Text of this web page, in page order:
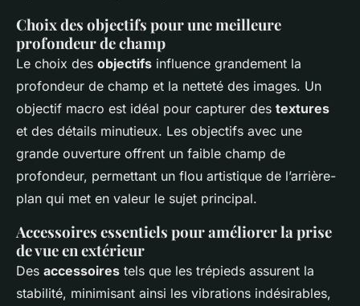
Choix des objectifs pour une meilleure
profondeur de champ
Le choix des objectifs influence grandement la
profondeur de champ et la netteté des images. Un
objectif macro est idéal pour capturer des textures
et des détails minutieux. Les objectifs avec une
grande ouverture offrent un faible champ de
profondeur, permettant un flou artistique de l’arrière-
plan qui met en valeur le sujet principal.
Accessoires essentiels pour améliorer la prise
de vue en extérieur
Des accessoires tels que les trépieds assurent la
stabilité, minimisant ainsi les vibrations indésirables,